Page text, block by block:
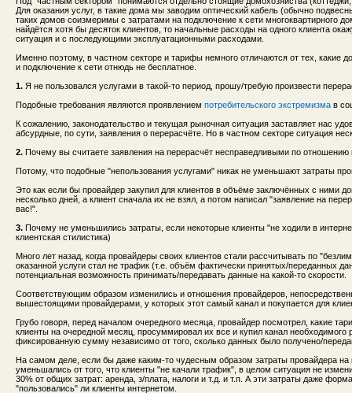
Для оказания услуг, в такие дома мы заводим оптический кабель (обычно
таких домов соизмеримы с затратами на подключение к сети многоквартирного
найдётся хотя бы десяток клиентов, то начальные расходы на одного клиента
ситуация и с последующими эксплуатационными расходами.
Именно поэтому, в частном секторе и тарифы немного отличаются от тех, какие
и подключение к сети отнюдь не бесплатное.
1. Я не пользовался услугами в такой-то период, прошу/требую произвести
Подобные требования являются проявлением потребительского экстремизма в
К сожалению, законодательство и текущая рыночная ситуация заставляет нас
абсурдные, по сути, заявления о перерасчёте. Но в частном секторе ситуация
2. Почему вы считаете заявления на перерасчёт несправедливыми по отношению
Потому, что подобные "непользования услугами" никак не уменьшают затраты
Это как если бы провайдер закупил для клиентов в объёме заключённых с ними
несколько дней, а клиент сначала их не взял, а потом написал "заявление на
вас!".
3. Почему не уменьшились затраты, если некоторые клиенты "не ходили в
клиентская стилистика)
Много лет назад, когда провайдеры своих клиентов стали рассчитывать по
оказанной услуги стал не трафик (т.е. объём фактически принятых/переданных
потенциальная возможность принимать/передавать данные на какой-то скорости.
Соответствующим образом изменились и отношения провайдеров,
вышестоящими провайдерами, у которых этот самый канал и покупается для
Грубо говоря, перед началом очередного месяца, провайдер посмотрел, какие
клиенты на очередной месяц, просуммировал их все и купил канал необходимого
фиксированную сумму независимо от того, сколько данных было получено/
На самом деле, если бы даже каким-то чудесным образом затраты провайдера на
уменьшались от того, что клиенты "не качали трафик", в целом ситуация не
30% от общих затрат: аренда, з/плата, налоги и т.д. и т.п. А эти затраты даже
"пользовались" ли клиенты интернетом.